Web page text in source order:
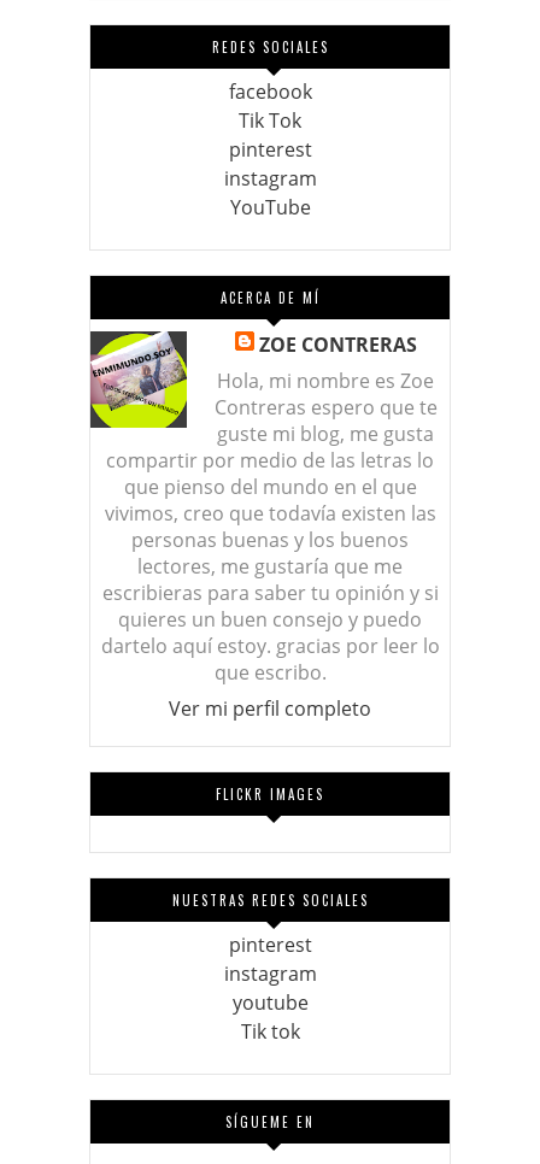
REDES SOCIALES
facebook
Tik Tok
pinterest
instagram
YouTube
ACERCA DE MÍ
ZOE CONTRERAS
Hola, mi nombre es Zoe
Contreras espero que te
guste mi blog, me gusta
compartir por medio de las letras lo
que pienso del mundo en el que
vivimos, creo que todavía existen las
personas buenas y los buenos
lectores, me gustaría que me
escribieras para saber tu opinión y si
quieres un buen consejo y puedo
dartelo aquí estoy. gracias por leer lo
que escribo.
Ver mi perfil completo
FLICKR IMAGES
NUESTRAS REDES SOCIALES
pinterest
instagram
youtube
Tik tok
SÍGUEME EN